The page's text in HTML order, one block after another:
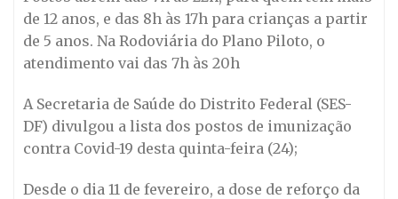
de 12 anos, e das 8h às 17h para crianças a partir
de 5 anos. Na Rodoviária do Plano Piloto, o
atendimento vai das 7h às 20h
A Secretaria de Saúde do Distrito Federal (SES-
DF) divulgou a lista dos postos de imunização
contra Covid-19 desta quinta-feira (24);
Desde o dia 11 de fevereiro, a dose de reforço da